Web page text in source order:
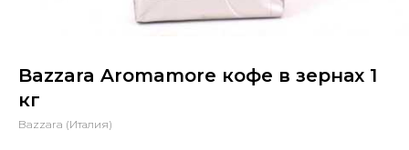
Bazzara Aromamore кофе в зернах 1
кг
Bazzara (Италия)